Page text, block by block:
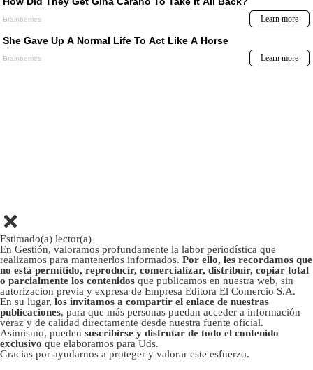
Estimado(a) lector(a)
En Gestión, valoramos profundamente la labor periodística que
realizamos para mantenerlos informados. Por ello, les recordamos que
no está permitido, reproducir, comercializar, distribuir, copiar total
o parcialmente los contenidos que publicamos en nuestra web, sin
autorizacion previa y expresa de Empresa Editora El Comercio S.A.
En su lugar, los invitamos a compartir el enlace de nuestras
publicaciones, para que más personas puedan acceder a información
veraz y de calidad directamente desde nuestra fuente oficial.
Asimismo, pueden suscribirse y disfrutar de todo el contenido
exclusivo que elaboramos para Uds.
Gracias por ayudarnos a proteger y valorar este esfuerzo.